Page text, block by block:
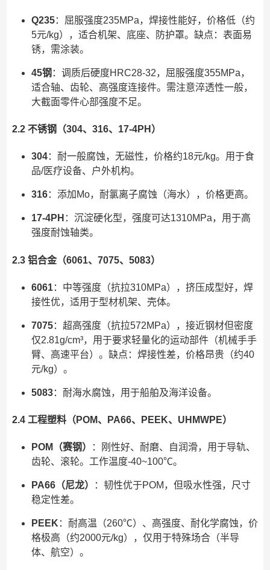
Q235：屈服强度235MPa，焊接性能好，价格低（约
5元/kg），适合机架、底座、防护罩。缺点：表面易
锈，需涂装。
45钢 ：调质后硬度HRC28-32，屈服强度355MPa，
适合轴、齿轮、高强度连接件。需注意淬透性一般，
大截面零件心部强度不足。
2.2 不锈钢（304、316、17-4PH）
304：耐一般腐蚀，无磁性，价格约18元/kg。用于食
品/医疗设备、户外机构。
316：添加Mo，耐氯离子腐蚀（海水），价格更高。
17-4PH ：沉淀硬化型，强度可达1310MPa，用于高
强度耐蚀轴类。
2.3 铝合金（6061、7075、5083）
6061：中等强度（抗拉310MPa），挤压成型好，焊
接性优，适用于型材机架、壳体。
7075：超高强度（抗拉572MPa），接近钢材但密度
仅2.81g/cm³，用于要求轻量化的运动部件（机械手手
臂、高速平台）。缺点：焊接性差，价格昂贵（约40
元/kg）。
5083：耐海水腐蚀，用于船舶及海洋设备。
2.4 工程塑料（POM、PA66、PEEK、UHMWPE）
POM（赛钢）
：刚性好、耐磨、自润滑，用于导轨、
齿轮、滚轮。工作温度-40~100℃。
PA66（尼龙）
：韧性优于POM，但吸水性强，尺寸
稳定性差。
PEEK ：耐高温（260℃）、高强度、耐化学腐蚀，价
格极高（约2000元/kg），仅用于特殊场合（半导
体、航空）。